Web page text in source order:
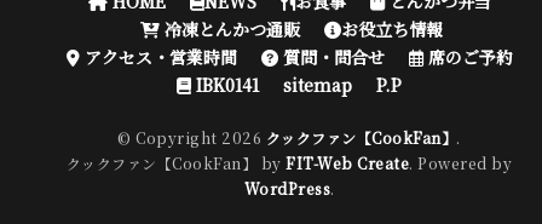
冷凍とんかつ通販
お役立ち情報
アクセス・営業時間
質問・問合せ
席のご予約
IBK0141
sitemap P.P
© Copyright 2026 クックファン【CookFan】 .
クックファン【CookFan】 byFIT-Web Create. Powered by
WordPress.